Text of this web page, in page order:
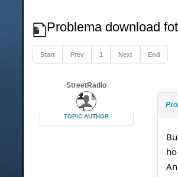
Problema download
Start Prev 1 Next End
StreetRadio
TOPIC AUTHOR